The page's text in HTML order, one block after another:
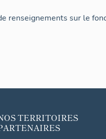
renseignements sur le
TERRITOIRES